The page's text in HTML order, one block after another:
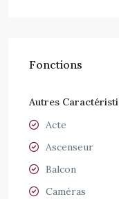
Fonctions
Autres
Acte
Ascenseur
Balcon
Caméras